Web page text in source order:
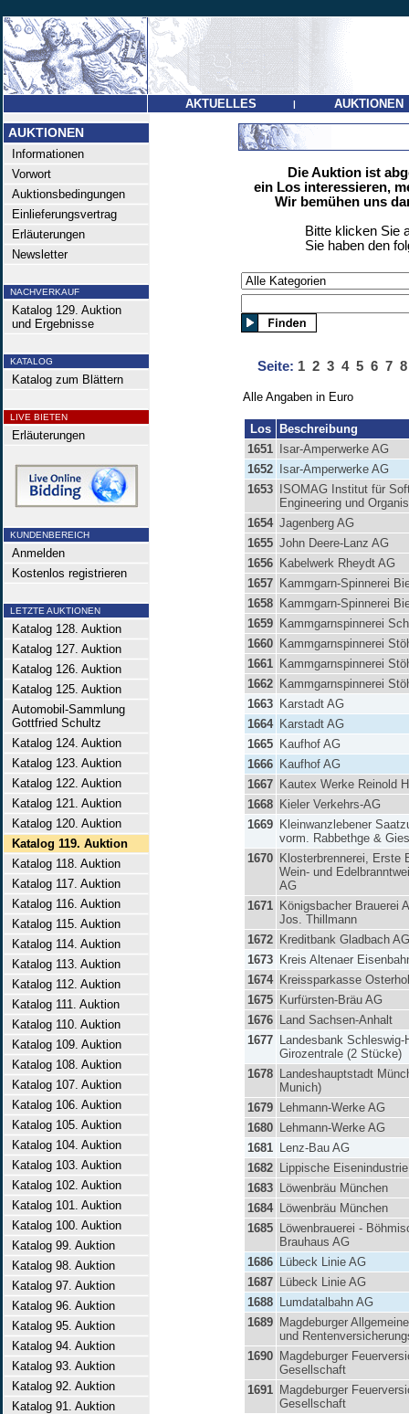
AKTUELLES | AUKTIONEN
AUKTIONEN
Informationen
Vorwort
Auktionsbedingungen
Einlieferungsvertrag
Erläuterungen
Newsletter
NACHVERKAUF
Katalog 129. Auktion
und Ergebnisse
KATALOG
Katalog zum Blättern
LIVE BIETEN
Erläuterungen
KUNDENBEREICH
Anmelden
Kostenlos registrieren
LETZTE AUKTIONEN
Katalog 128. Auktion
Katalog 127. Auktion
Katalog 126. Auktion
Katalog 125. Auktion
Automobil-Sammlung
Gottfried Schultz
Katalog 124. Auktion
Katalog 123. Auktion
Katalog 122. Auktion
Katalog 121. Auktion
Katalog 120. Auktion
Katalog 119. Auktion
Katalog 118. Auktion
Katalog 117. Auktion
Katalog 116. Auktion
Katalog 115. Auktion
Katalog 114. Auktion
Katalog 113. Auktion
Katalog 112. Auktion
Katalog 111. Auktion
Katalog 110. Auktion
Katalog 109. Auktion
Katalog 108. Auktion
Katalog 107. Auktion
Katalog 106. Auktion
Katalog 105. Auktion
Katalog 104. Auktion
Katalog 103. Auktion
Katalog 102. Auktion
Katalog 101. Auktion
Katalog 100. Auktion
Katalog 99. Auktion
Katalog 98. Auktion
Katalog 97. Auktion
Katalog 96. Auktion
Katalog 95. Auktion
Katalog 94. Auktion
Katalog 93. Auktion
Katalog 92. Auktion
Katalog 91. Auktion
Die Auktion ist
ein Los interessieren,
Wir bemühen uns
Bitte klicken Sie
Sie haben den
Seite: 1 2 3 4 5 6 7 8
Alle Angaben in Euro
Los
Beschreibung
1651
Isar-Amperwerke AG
1652
Isar-Amperwerke AG
1653
ISOMAG Institut für
Engineering und
1654 Jagenberg AG
1655 John Deere-Lanz AG
1656 Kabelwerk Rheydt AG
1657 Kammgarn-Spinnerei
1658 Kammgarn-Spinnerei
1659 Kammgarnspinnerei
1660 Kammgarnspinnerei
1661 Kammgarnspinnerei
1662 Kammgarnspinnerei
1663 Karstadt AG
1664 Karstadt AG
1665 Kaufhof AG
1666 Kaufhof AG
1667 Kautex Werke Reinold
1668 Kieler Verkehrs-AG
1669 Kleinwanzlebener
vorm. Rabbethge &
1670 Klosterbrennerei, Erste
Wein- und
AG
1671 Königsbacher Brauerei
Jos. Thillmann
1672 Kreditbank Gladbach AG
1673 Kreis Altenaer
1674 Kreissparkasse
1675 Kurfürsten-Bräu AG
1676 Land Sachsen-Anhalt
1677 Landesbank Schleswig-
Girozentrale (2 Stücke)
1678 Landeshauptstadt
Munich)
1679 Lehmann-Werke AG
1680 Lehmann-Werke AG
1681 Lenz-Bau AG
1682 Lippische
1683 Löwenbräu München
1684 Löwenbräu München
1685 Löwenbrauerei -
Brauhaus AG
1686 Lübeck Linie AG
1687 Lübeck Linie AG
1688 Lumdatalbahn AG
1689 Magdeburger
und
1690 Magdeburger
Gesellschaft
1691 Magdeburger
Gesellschaft